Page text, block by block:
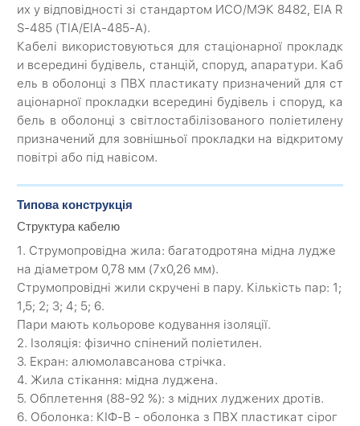
их у відповідності зі стандартом ИСО/МЭК 8482, EIA R
S-485 (ТIA/EIA-485-A).
Кабелі використовуються для стаціонарної прокладк
и всередині будівель, станцій, споруд, апаратури. Каб
ель в оболонці з ПВХ пластикату призначений для ст
аціонарної прокладки всередині будівель і споруд, ка
бель в оболонці з світлостабілізованого поліетилену
призначений для зовнішньої прокладки на відкритому
повітрі або під навісом.
Типова конструкція
Структура кабелю
1. Струмопровідна жила: багатодротяна мідна лудже
на діаметром 0,78 мм (7х0,26 мм).
Струмопровідні жили скручені в пару. Кількість пар: 1;
1,5; 2; 3; 4; 5; 6.
Пари мають кольорове кодування ізоляції.
2. Ізоляція: фізично спінений поліетилен.
3. Екран: алюмолавсанова стрічка.
4. Жила стікання: мідна луджена.
5. Обплетення (88-92 %): з мідних луджених дротів.
6. Оболонка: КІФ-В - оболонка з ПВХ пластикат сірог